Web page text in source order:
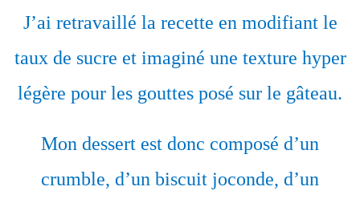
J’ai retravaillé la recette en modifiant le
taux de sucre et imaginé une texture hyper
légère pour les gouttes posé sur le gâteau.
Mon dessert est donc composé d’un
crumble, d’un biscuit joconde, d’un